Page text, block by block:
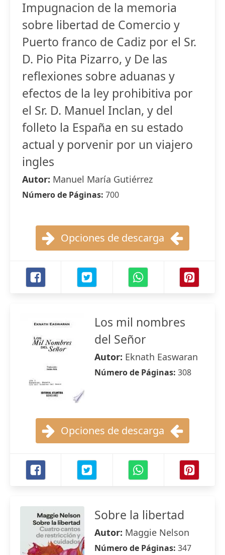
Impugnacion de la memoria
sobre libertad de Comercio y
Puerto franco de Cadiz por el Sr.
D. Pio Pita Pizarro, y De las
reflexiones sobre aduanas y
efectos de la ley prohibitiva por
el Sr. D. Manuel Inclan, y del
folleto la España en su estado
actual y porvenir por un viajero
ingles
Autor: Manuel María Gutiérrez
Número de Páginas: 700
Opciones de descarga
Los mil nombres
del Señor
Autor: Eknath Easwaran
Número de Páginas: 308
Opciones de descarga
Sobre la libertad
Autor: Maggie Nelson
Número de Páginas: 347